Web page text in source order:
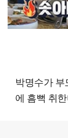
박명수가
에 흠뻑 취